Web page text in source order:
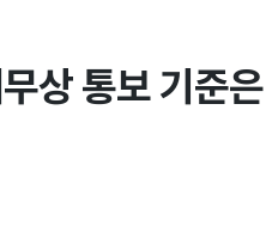
상 통보 기준